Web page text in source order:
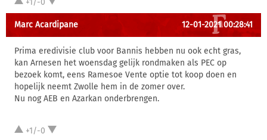
Marc Acardipane 12-01-2021 00:28:41
Prima eredivisie club voor Bannis hebben nu ook echt gras,
kan Arnesen het woensdag gelijk rondmaken als PEC op
bezoek komt, eens Ramesoe Vente optie tot koop doen en
hopelijk neemt Zwolle hem in de zomer over.
Nu nog AEB en Azarkan onderbrengen.
+1/-0